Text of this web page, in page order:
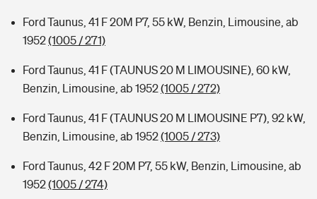
Ford Taunus, 41 F 20M P7, 55 kW, Benzin, Limousine, ab
1952(1005 / 271)
Ford Taunus, 41 F (TAUNUS 20 M LIMOUSINE), 60 kW,
Benzin, Limousine, ab 1952(1005 / 272)
Ford Taunus, 41 F (TAUNUS 20 M LIMOUSINE P7), 92 kW,
Benzin, Limousine, ab 1952(1005 / 273)
Ford Taunus, 42 F 20M P7, 55 kW, Benzin, Limousine, ab
1952(1005 / 274)